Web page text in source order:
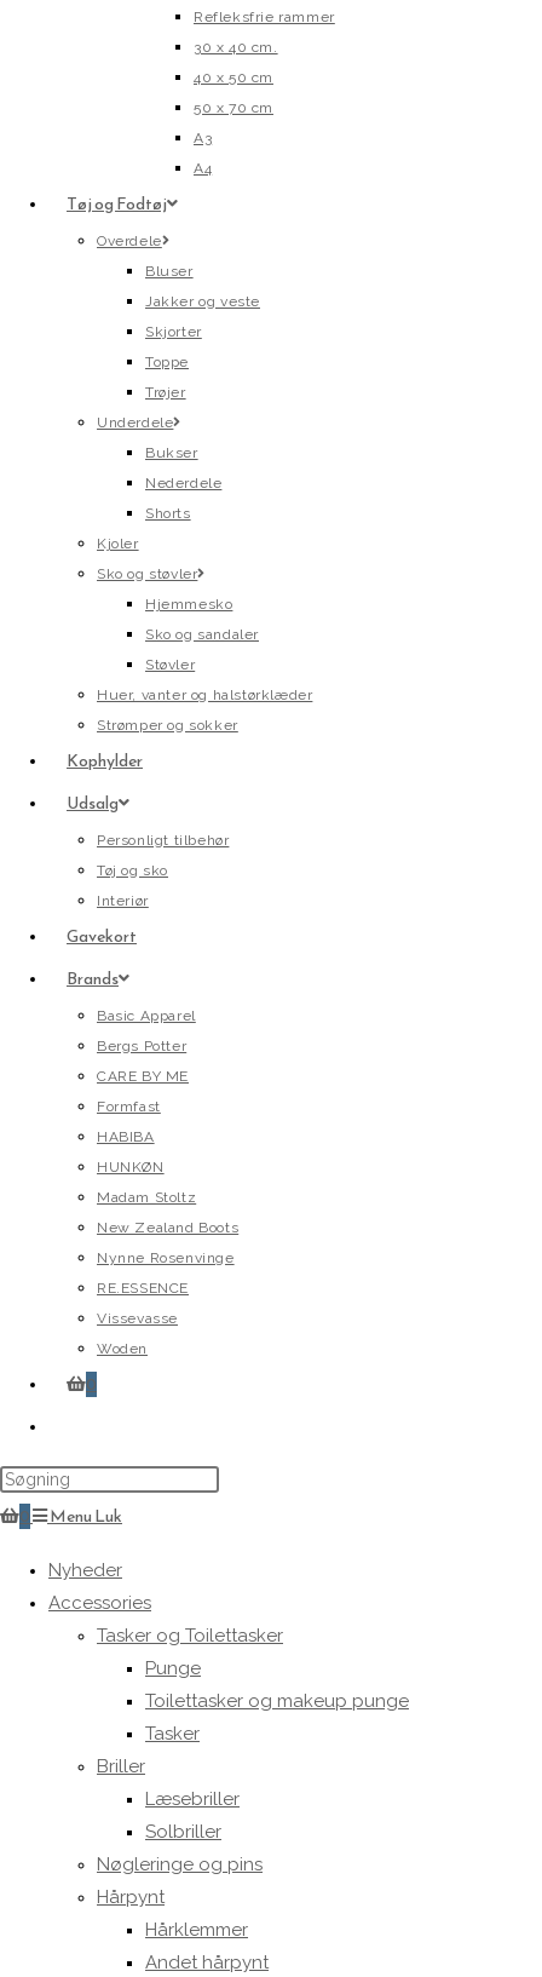
Refleksfrie rammer
30 x 40 cm.
40 x 50 cm
50 x 70 cm
A3
A4
Tøj og Fodtøj
Overdele
Bluser
Jakker og veste
Skjorter
Toppe
Trøjer
Underdele
Bukser
Nederdele
Shorts
Kjoler
Sko og støvler
Hjemmesko
Sko og sandaler
Støvler
Huer, vanter og halstørklæder
Strømper og sokker
Kophylder
Udsalg
Personligt tilbehør
Tøj og sko
Interiør
Gavekort
Brands
Basic Apparel
Bergs Potter
CARE BY ME
Formfast
HABIBA
HUNKØN
Madam Stoltz
New Zealand Boots
Nynne Rosenvinge
RE.ESSENCE
Vissevasse
Woden
0
website
search
0 MenuLuk
Nyheder
Accessories
Tasker og Toilettasker
Punge
Toilettasker og makeup punge
Tasker
Briller
Læsebriller
Solbriller
Nøgleringe og pins
Hårpynt
Hårklemmer
Andet hårpynt